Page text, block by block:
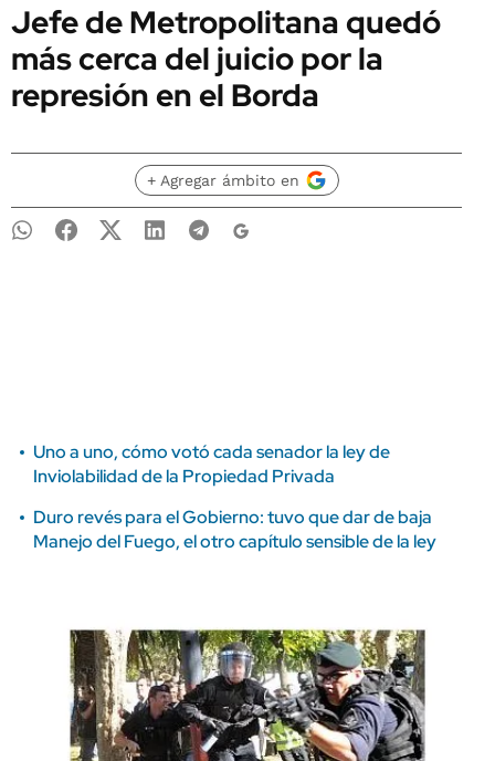
Jefe de Metropolitana quedó
más cerca del juicio por la
represión en el Borda
+ Agregar ámbito en
Uno a uno, cómo votó cada senador la ley de
Inviolabilidad de la Propiedad Privada
Duro revés para el Gobierno: tuvo que dar de baja
Manejo del Fuego, el otro capítulo sensible de la ley